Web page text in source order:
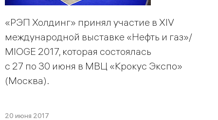
«РЭП Холдинг» принял участие в XIV
международной выставке «Нефть и газ»/
MIOGE 2017, которая состоялась
с 27 по 30 июня в МВЦ «Крокус Экспо»
(Москва).
20 июня 2017